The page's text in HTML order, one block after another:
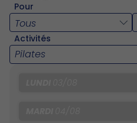
Pour
Activités
Pilates